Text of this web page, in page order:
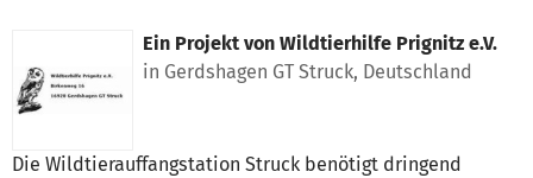
Ein Projekt von Wildtierhilfe Prignitz e.V.
in Gerdshagen GT Struck, Deutschland
Die Wildtierauffangstation Struck benötigt dringend